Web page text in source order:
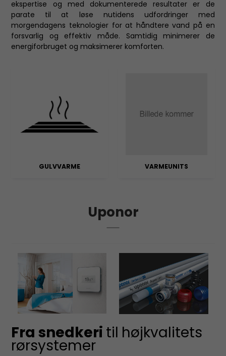
ekspertise og med dokumenterede resultater er de
parate til at løse nutidens udfordringer med
morgendagens teknologier for at håndtere vand på en
forsvarlig og effektiv måde. Samtidig minimerer de
energiforbruget og maksimerer komforten.
GULVVARME VARMEUNITS
Uponor
Fra snedkeri til højkvalitets
rørsystemer